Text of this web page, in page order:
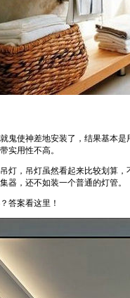
鬼使神差地安装了，结果基本
实用性不高。
灯，吊灯虽然看起来比较划算
器，还不如装一个普通的灯管。
答案看这里！